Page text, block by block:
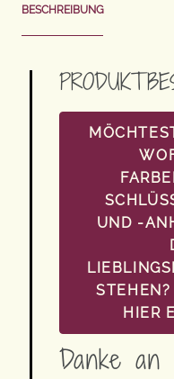
BESCHREIBUNG
UND -
HIER
Danke an